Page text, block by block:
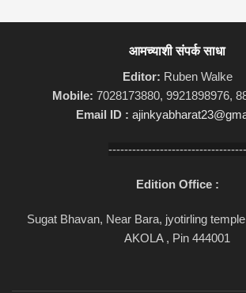
आमच्याशी संपर्क साधा
Editor: Ruben Walke
Mobile: 7028173880, 9921898976,
Email ID :
-----------------------------------
Edition Office :
Sugat Bhavan, Near Bara, jyotirling
AKOLA , Pin 444001